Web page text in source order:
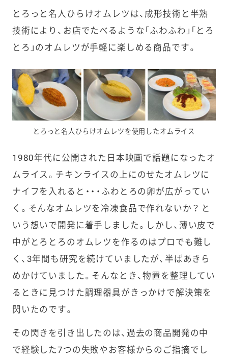
とろっと名人ひらけオムレツは、成形技術と半熟
技術により、お店でたべるような「ふわふわ」「とろ
とろ」のオムレツが手軽に楽しめる商品です。
とろっと名人ひらけオムレツを使用したオムライス
1980年代に公開された日本映画で話題になったオ
ムライス。チキンライスの上にのせたオムレツに
ナイフを入れると・・・ふわとろの卵が広がってい
く。そんなオムレツを冷凍食品で作れないか？ と
いう想いで開発に着手しました。しかし、薄い皮で
中がとろとろのオムレツを作るのはプロでも難し
く、3年間も研究を続けていましたが、半ばあきら
めかけていました。そんなとき、物置を整理してい
るときに見つけた調理器具がきっかけで解決策を
閃いたのです。
その閃きを引き出したのは、過去の商品開発の中
で経験した7つの失敗やお客様からのご指摘でし